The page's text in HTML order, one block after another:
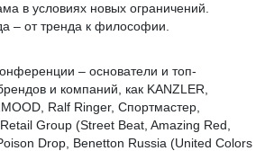
в условиях новых ограничений.
– от тренда к философии.
– основатели и топ-
и компаний, как KANZLER,
Ralf Ringer, Спортмастер,
Group (Street Beat, Amazing Red,
Drop, Benetton Russia (United Colors